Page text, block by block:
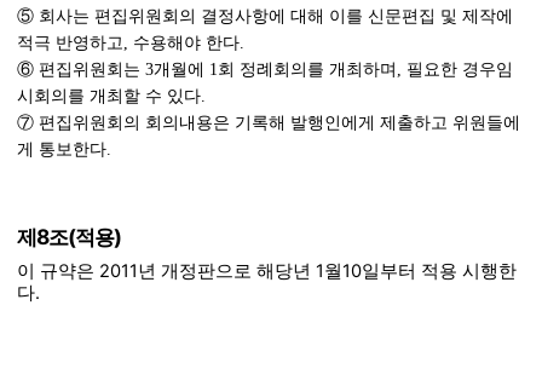
⑤ 회사는 편집위원회의 결정사항에 대해 이를 신문편집 및 제작에
적극 반영하고, 수용해야 한다.
⑥ 편집위원회는 3개월에 1회 정례회의를 개최하며, 필요한 경우임
시회의를 개최할 수 있다.
⑦ 편집위원회의 회의내용은 기록해 발행인에게 제출하고 위원들에
제8조(적용)
이 규약은 2011년 개정판으로 해당년 1월10일부터 적용 시행한
다.